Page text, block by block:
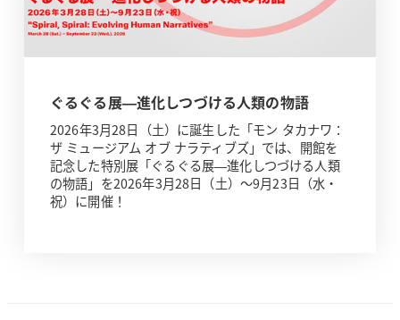
ぐるぐる展—進化しつづける人類の物語
2026年3月28日（土）に誕生した「モン タカナワ：
ザ ミュージアム オブ ナラティブズ」では、開館を
記念した特別展「ぐるぐる展—進化しつづける人類
の物語」を2026年3月28日（土）～9月23日（水・
祝）に開催！